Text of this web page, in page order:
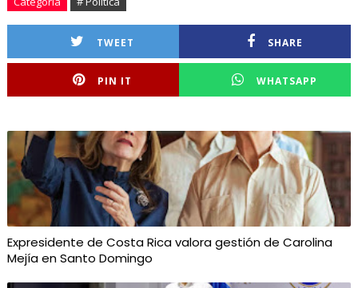
TWEET SHARE
PIN IT WHATSAPP
Expresidente de Costa Rica valora gestión de Carolina
Mejía en Santo Domingo